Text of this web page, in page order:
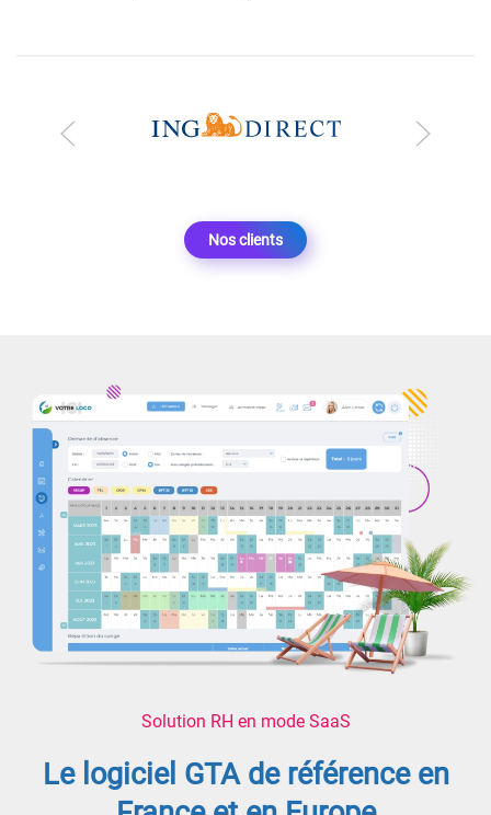
Nos clients
Solution RH en mode SaaS
Le logiciel GTA de référence en